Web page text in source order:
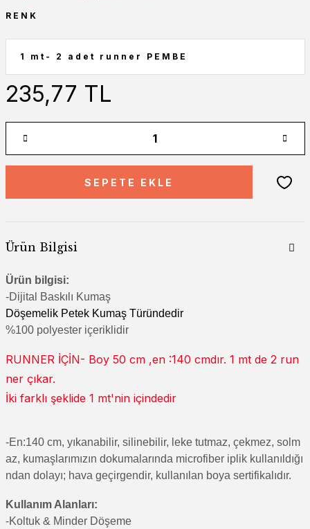
RENK
235,77 TL
SEPETE EKLE
Ürün Bilgisi
Ürün bilgisi:
-Dijital Baskılı Kumaş
Döşemelik Petek Kumaş Türündedir
%100 polyester içeriklidir
RUNNER İÇİN- Boy 50 cm ,en :140 cmdır. 1 mt de 2 run
ner çıkar.
İki farklı şeklide 1 mt'nin içindedir
-En:140 cm, yıkanabilir, silinebilir, leke tutmaz, çekmez, solm
az, kumaşlarımızın dokumalarında microfiber iplik kullanıldığı
ndan dolayı; hava geçirgendir, kullanılan boya sertifikalıdır.
Kullanım Alanları:
-Koltuk & Minder Döşeme